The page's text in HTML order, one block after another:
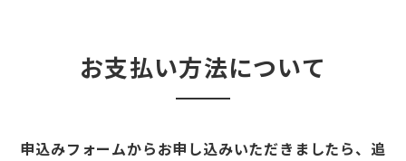
お支払い方法について
申込みフォームからお申し込みいただきましたら、追